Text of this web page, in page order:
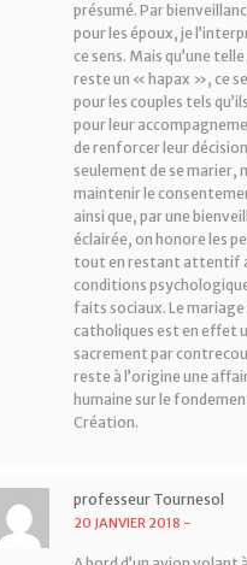
présumé. Par
pour les époux, je
ce sens. Mais qu’une
reste un « hapax », ce
pour les couples tels
pour leur
de renforcer leur
seulement de se marier,
maintenir le
ainsi que, par une
éclairée, on honore les
tout en restant attentif
conditions
faits sociaux. Le mariage
catholiques est en effet
sacrement par
reste à l’origine une
humaine sur le
Création.
professeur Tournesol
20 JANVIER 2018 -